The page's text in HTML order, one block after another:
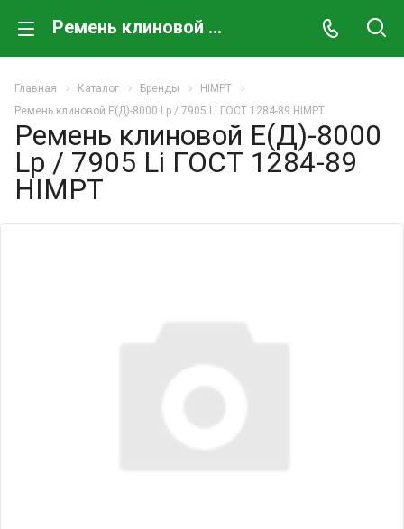
Ремень клиновой Е(Д)-8000 Lp / 7905 Li ГОСТ 1284-89 HIMPT
Главная Каталог Бренды
HIMPT
Ремень клиновой Е(Д)-8000 Lp / 7905 Li ГОСТ 1284-89 HIMPT
Ремень клиновой Е(Д)-8000
Lp / 7905 Li ГОСТ 1284-89
HIMPT